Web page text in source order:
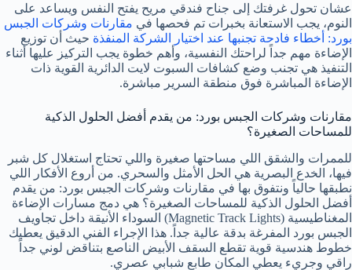
عشان تحول غرفتك إلى جناح فندقي مريح يفتح النفس ويساعد على
النوم، يجب الاستعانة بخبرات تم فحصها في مقارنات وشركات الجبس
بورد: أخطاء فادحة تجنبها عند اختيار الشركة المنفذة حيث أن توزيع
الإضاءة مهم جداً لراحتك النفسية، وأهم خطوة يجب التركيز عليها أثناء
التنفيذ هي تجنب وضع كشافات السبوت لايت الدائرية القوية ذات
الإضاءة المباشرة فوق منطقة السرير مباشرة.
مقارنات وشركات الجبس بورد: من يقدم أفضل الحلول الذكية
للمساحات الصغيرة؟
للممرات والشقق اللي مساحتها صغيرة واللي تحتاج استغلال كل شبر
فيها، الخدع البصرية هي الحل الأمثل والسحري. من أروع الأفكار اللي
نطبقها حالياً ونتفوق بها في مقارنات وشركات الجبس بورد: من يقدم
أفضل الحلول الذكية للمساحات الصغيرة؟ هي دمج مسارات الإضاءة
المغناطيسية (Magnetic Track Lights) السوداء الأنيقة داخل تجاويف
الجبس بورد المفرغة بدقة عالية جداً. هذا الإجراء الفني الدقيق يعطيك
خطوط هندسية قوية تقطع السقف الأبيض الناصع بتناقض لوني جداً
راقي وجريء يعطي المكان طابع شبابي عصري.